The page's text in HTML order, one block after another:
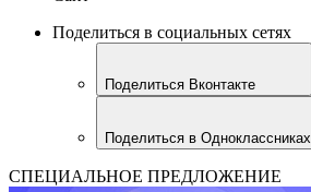
Поделиться в социальных сетях
Поделиться Вконтакте
Поделиться в Одноклассниках
СПЕЦИАЛЬНОЕ ПРЕДЛОЖЕНИЕ